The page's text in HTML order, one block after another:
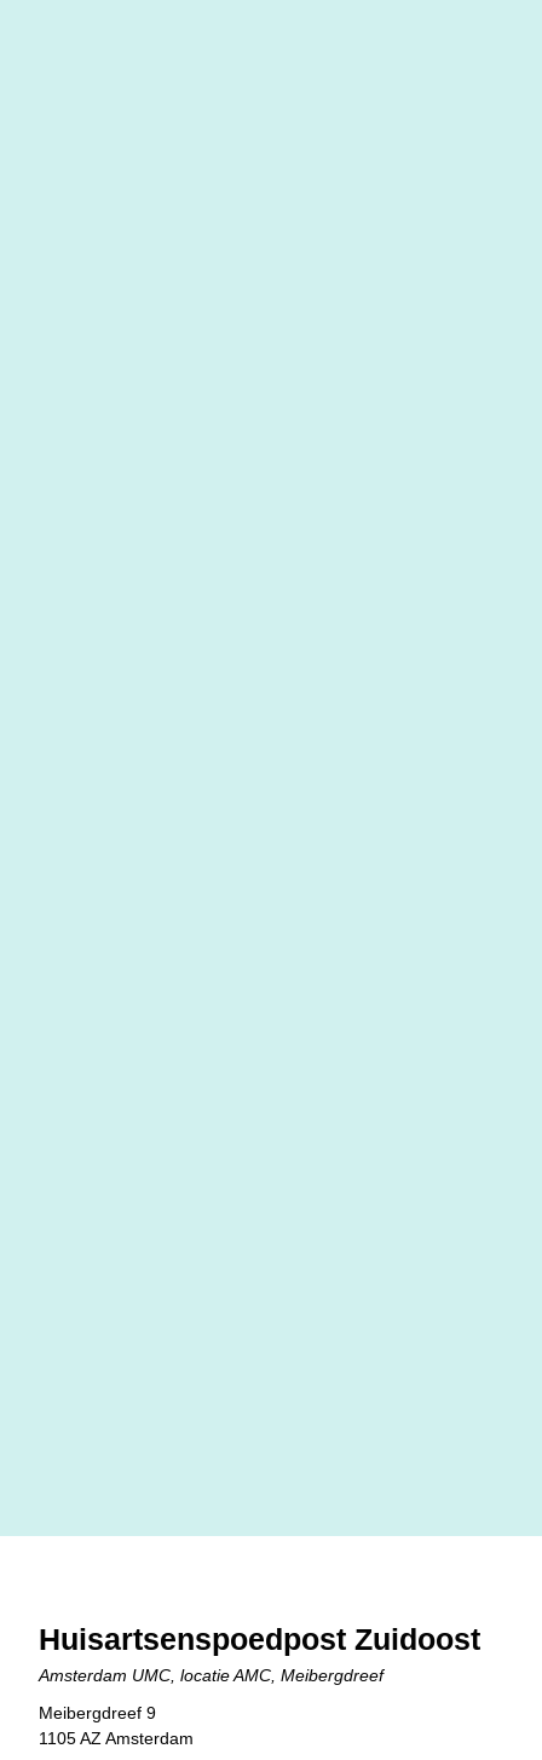
Huisartsenspoedpost Zuidoost
Amsterdam UMC, locatie AMC, Meibergdreef
Adres van Huisartsenspoedpost Zuidoost
Meibergdreef 9
Postcode van Huisartsenspoedpost Zuidoost
1105 AZ Amsterdam